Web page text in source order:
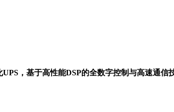
，基于高性能DSP的全数字控制与高速通